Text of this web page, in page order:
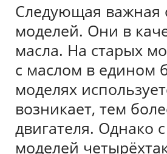
Следующая важная
моделей. Они в
масла. На старых
с маслом в едином
моделях
возникает, тем
двигателя. Однако
моделей